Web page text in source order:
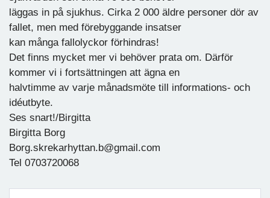
läggas in på sjukhus. Cirka 2 000 äldre personer dör av
fallet, men med förebyggande insatser
kan många fallolyckor förhindras!
Det finns mycket mer vi behöver prata om. Därför
kommer vi i fortsättningen att ägna en
halvtimme av varje månadsmöte till informations- och
idéutbyte.
Ses snart!/Birgitta
Birgitta Borg
Borg.skrekarhyttan.b@gmail.com
Tel 0703720068